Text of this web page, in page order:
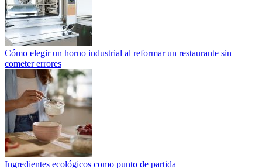
Cómo elegir un horno industrial al reformar un restaurante sin
cometer errores
Ingredientes ecológicos como punto de partida